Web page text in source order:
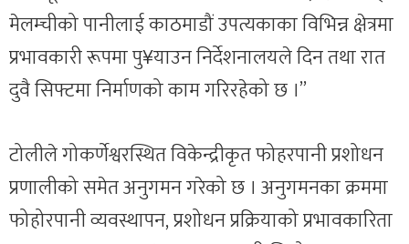
मेलम्चीको पानीलाई काठमाडौं उपत्यकाका विभिन्न क्षेत्रमा
प्रभावकारी रूपमा पु¥याउन निर्देशनालयले दिन तथा रात
दुवै सिफ्टमा निर्माणको काम गरिरहेको छ ।”
टोलीले गोकर्णेश्वरस्थित विकेन्द्रीकृत फोहरपानी प्रशोधन
प्रणालीको समेत अनुगमन गरेको छ । अनुगमनका क्रममा
फोहोरपानी व्यवस्थापन, प्रशोधन प्रक्रियाको प्रभावकारिता